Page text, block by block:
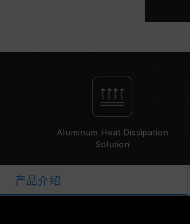
XMP 2.0
超频行
超频导
内存模
请确认
十铨科技
Aluminum Heat Dissipation
Solution
产品介绍